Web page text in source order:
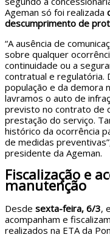
Ageman só foi realizada
descumprimento de
“A ausência de
sobre qualquer
continuidade ou a
contratual e regulatória.
população e da demora
lavramos o auto de
previsto no contrato de
prestação do serviço.
histórico da ocorrência
de medidas
presidente da Ageman.
Fiscalização e
manutenção
Desde sexta-feira, 6/3,
acompanham e
realizados na ETA da